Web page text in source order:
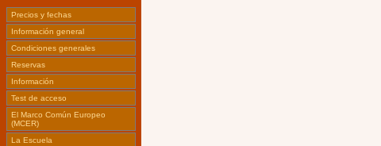
Precios y fechas
Información general
Condiciones generales
Reservas
Información
Test de acceso
El Marco Común Europeo
(MCER)
La Escuela